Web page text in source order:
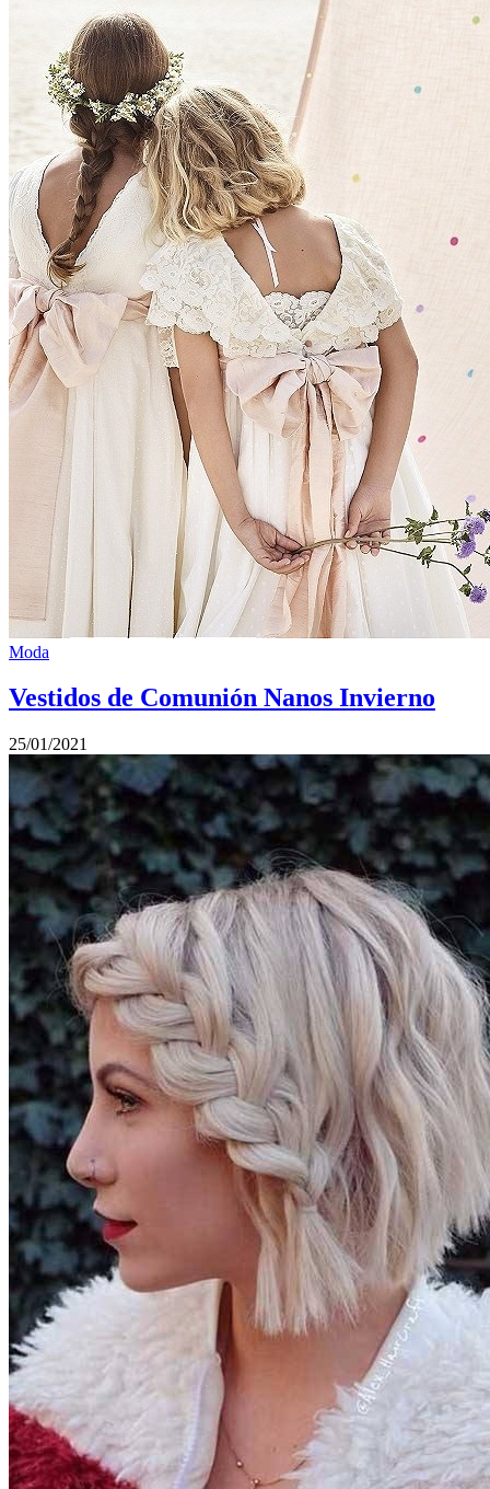
Moda
Vestidos de Comunión Nanos Invierno
25/01/2021